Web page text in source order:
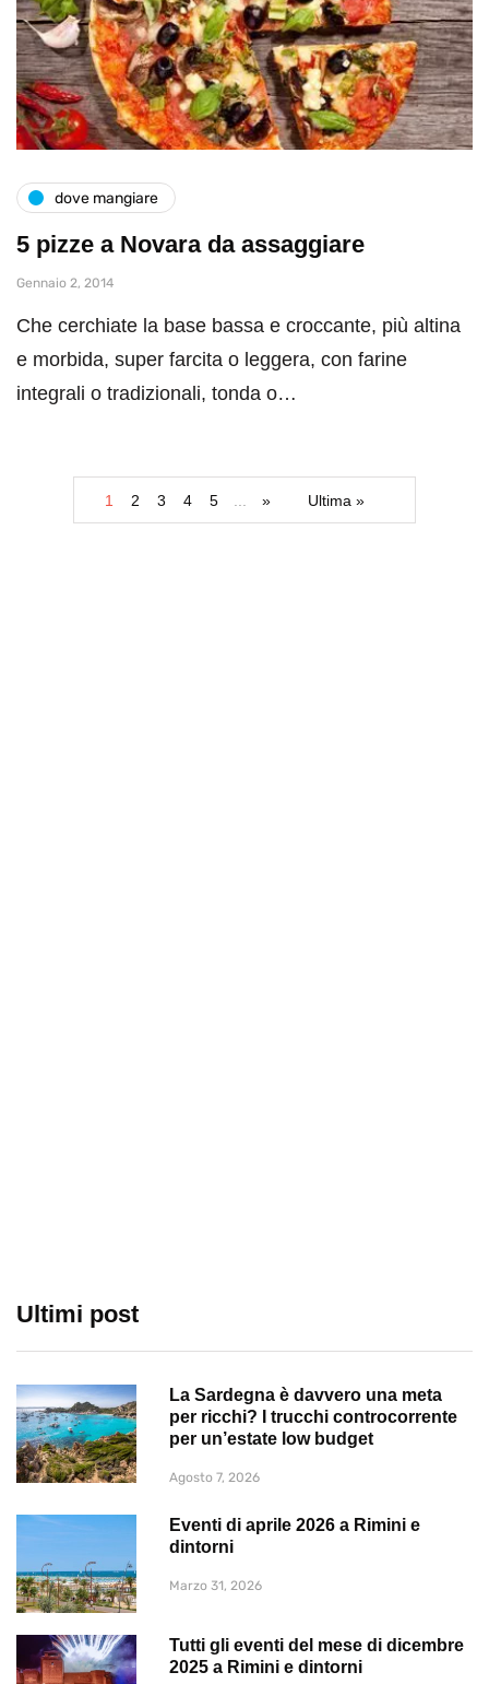
dove mangiare
5 pizze a Novara da assaggiare
Gennaio 2, 2014
Che cerchiate la base bassa e croccante, più altina
e morbida, super farcita o leggera, con farine
integrali o tradizionali, tonda o…
1 2 3 4 5 » Ultima »
Ultimi post
La Sardegna è davvero una meta
per ricchi? I trucchi controcorrente
per un’estate low budget
Agosto 7, 2026
Eventi di aprile 2026 a Rimini e
dintorni
Marzo 31, 2026
Tutti gli eventi del mese di dicembre
2025 a Rimini e dintorni